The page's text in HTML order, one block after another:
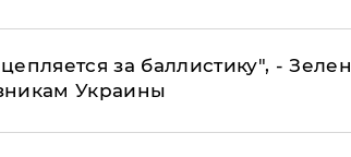
за баллистику", -
Украины